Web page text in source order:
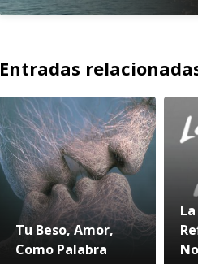
Entradas
Tu Beso, Amor,
Como Palabra